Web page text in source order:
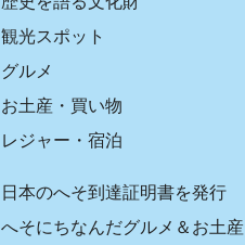
観光スポット
グルメ
お土産・買い物
レジャー・宿泊
日本のへそ到達証明書を発行
へそにちなんだグルメ＆お土産